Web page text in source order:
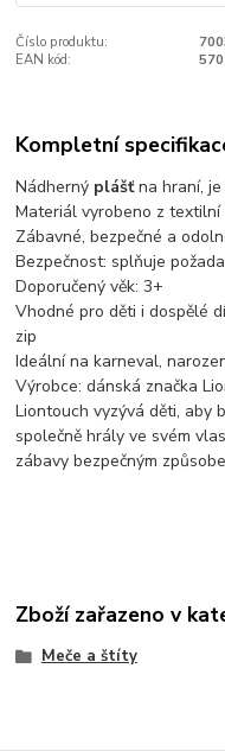
Číslo produktu:
EAN kód:
Kompletní
Nádherný plášťna hraní, je
Materiál vyrobeno z textilní
Zábavné, bezpečné a
Bezpečnost: splňuje
Doporučený věk: 3+
Vhodné pro děti i dospělé
zip
Ideální na karneval,
Výrobce: dánská značka
Liontouch vyzývá děti, aby
společně hrály ve svém
zábavy bezpečným
Zboží zařazeno v
Meče a štíty